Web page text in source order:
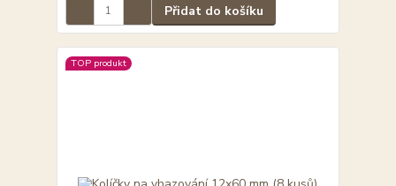
Přidat do košíku
TOP produkt